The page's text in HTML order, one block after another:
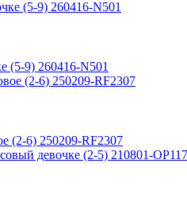
(5-9) 260416-N501
(2-6) 250209-RF2307